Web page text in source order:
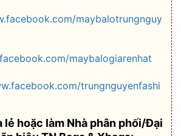
maybalotrungnguy
maybalogiarenhat
trungnguyenfashi
lẻ hoặc làm Nhà phân phối/Đại